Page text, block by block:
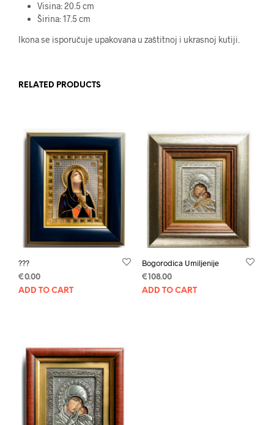
Visina: 20.5 cm
Širina: 17.5 cm
Ikona se isporučuje upakovana u zaštitnoj i ukrasnoj kutiji.
RELATED PRODUCTS
???
€0.00
ADD TO CART
Bogorodica Umiljenije
€ 108.00
ADD TO CART